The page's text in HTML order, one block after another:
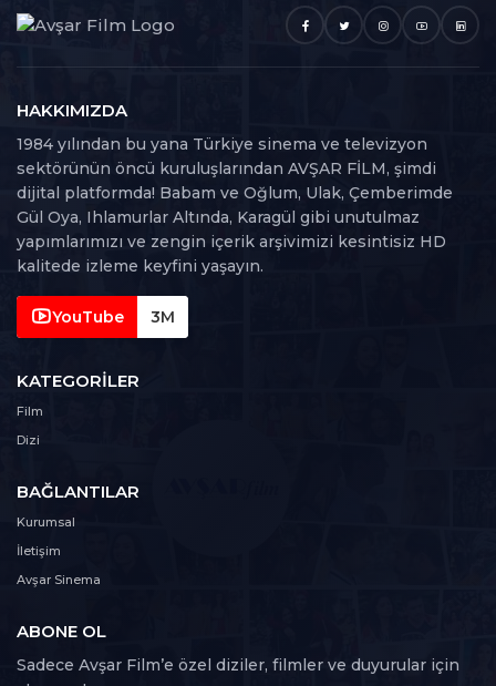
HAKKIMIZDA
1984 yılından bu yana Türkiye sinema ve televizyon
sektörünün öncü kuruluşlarından AVŞAR FİLM, şimdi
dijital platformda! Babam ve Oğlum, Ulak, Çemberimde
Gül Oya, Ihlamurlar Altında, Karagül gibi unutulmaz
yapımlarımızı ve zengin içerik arşivimizi kesintisiz HD
kalitede izleme keyfini yaşayın.
YouTube 3M
KATEGORILER
Film
Dizi
BAĞLANTILAR
Kurumsal
İletişim
Avşar Sinema
ABONE OL
Sadece Avşar Film’e özel diziler, filmler ve duyurular için